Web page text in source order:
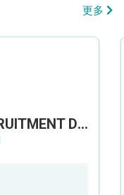
更多
THE REPULSE BAY RECRUITMENT DAY 淺水灣影灣園人才招聘會